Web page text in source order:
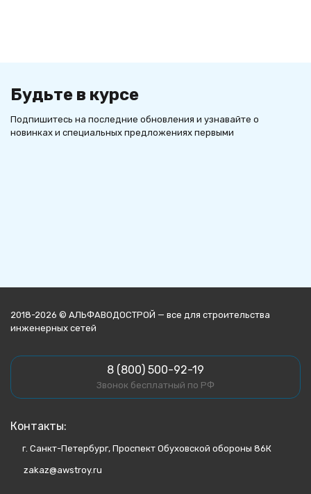
Будьте в курсе
Подпишитесь на последние обновления и узнавайте о
новинках и специальных предложениях первыми
2018-2026 © АЛЬФАВОДОСТРОЙ — все для строительства
инженерных сетей
8 (800) 500-92-19
Звонок бесплатный по РФ
Контакты:
г. Санкт-Петербург, Проспект Обуховской обороны 86К
zakaz@awstroy.ru